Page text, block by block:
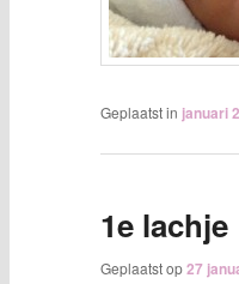
Geplaatst in januari
1e lachje
Geplaatst op27